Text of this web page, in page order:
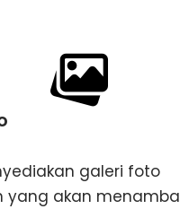
galeri foto
yang akan